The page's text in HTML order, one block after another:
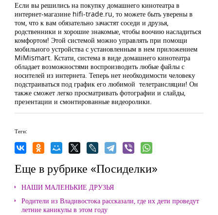
Если вы решились на покупку домашнего кинотеатра в
интернет-магазине hifi-trade.ru, то можете быть уверены в
том, что к вам обязательно зачастят соседи и друзья,
родственники и хорошие знакомые, чтобы воочию насладиться
комфортом! Этой системой можно управлять при помощи
мобильного устройства с установленным в нем приложением
MiMismart. Кстати, система в виде домашнего кинотеатра
обладает возможностями воспроизводить любые файлы с
носителей из интернета. Теперь нет необходимости человеку
подстраиваться под график его любимой телетрансляции! Он
также сможет легко просматривать фотографии и слайды,
презентации и смонтированные видеоролики.
Теги:
Еще в рубрике «Посиделки»
НАШИ МАЛЕНЬКИЕ ДРУЗЬЯ
Родители из Владивостока рассказали, где их дети проведут
летние каникулы в этом году